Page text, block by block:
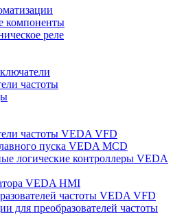
компоненты
реле
частоты
частоты VEDA VFD
пуска VEDA MCD
логические контроллеры VEDA
VEDA HMI
частоты VEDA VFD
для преобразователей частоты